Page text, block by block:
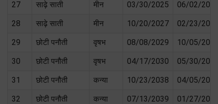
27 साढ़े साती मीन 03/30/2025 06/02/
28 साढ़े साती मीन 10/20/2027 02/23/
29 छोटी पनौती वृषभ 08/08/2029 10/05/
30 छोटी पनौती वृषभ 04/17/2030 05/30/
31 छोटी पनौती कन्या 10/23/2038 04/05/
32 छोटी पनौती कन्या 07/13/2039 01/27/